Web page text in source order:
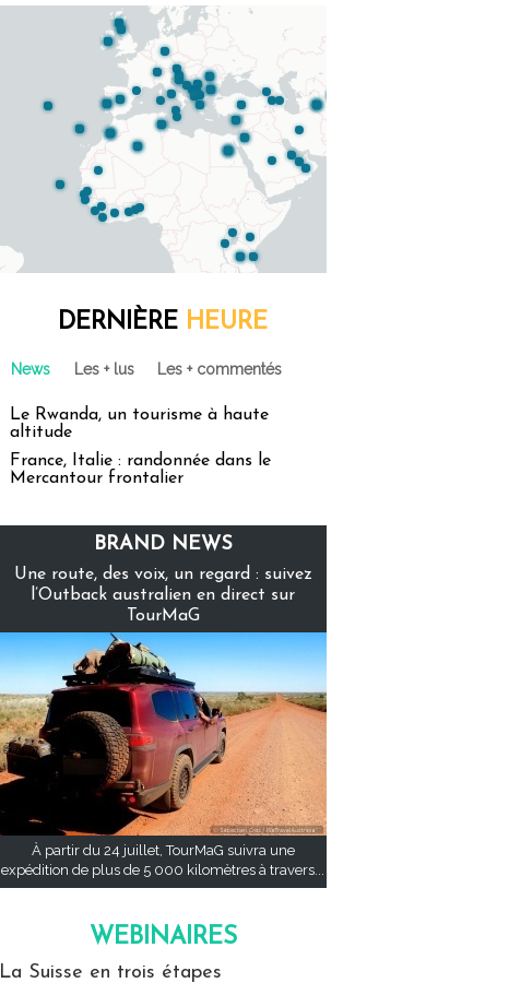
DERNIÈRE HEURE
News Les + lus Les + commentés
Le Rwanda, un tourisme à haute
altitude
France, Italie : randonnée dans le
Mercantour frontalier
BRAND NEWS
Une route, des voix, un regard : suivez
l’Outback australien en direct sur
TourMaG
À partir du 24 juillet, TourMaG suivra une
expédition de plus de 5 000 kilomètres à travers...
WEBINAIRES
La Suisse en trois étapes